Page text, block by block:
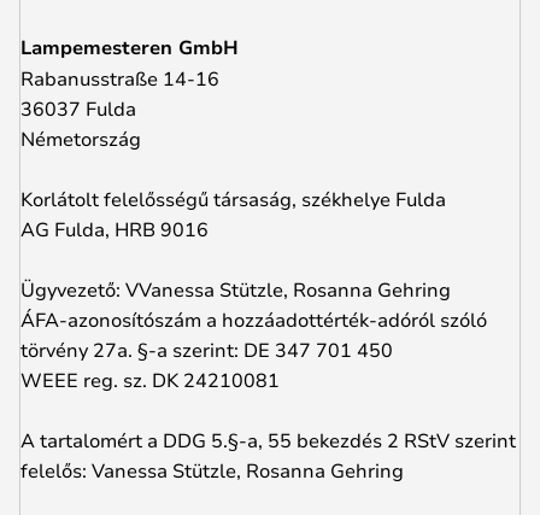
Lampemesteren GmbH
Rabanusstraße 14-16
36037 Fulda
Németország
Korlátolt felelősségű társaság, székhelye Fulda
AG Fulda, HRB 9016
Ügyvezető: VVanessa Stützle, Rosanna Gehring
ÁFA-azonosítószám a hozzáadottérték-adóról szóló
törvény 27a. §-a szerint: DE 347 701 450
WEEE reg. sz. DK 24210081
A tartalomért a DDG 5.§-a, 55 bekezdés 2 RStV szerint
felelős: Vanessa Stützle, Rosanna Gehring